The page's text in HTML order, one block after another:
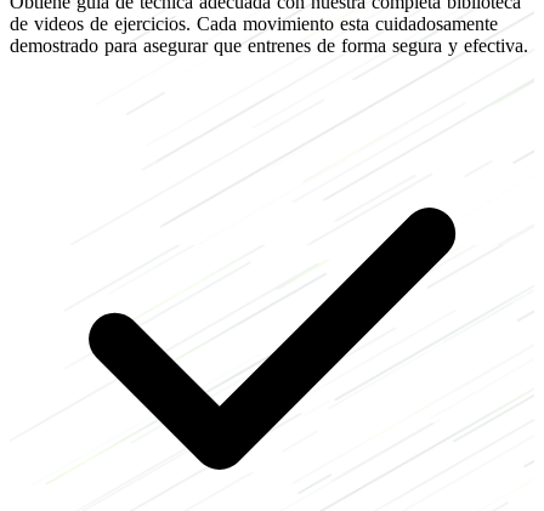
de videos de ejercicios. Cada movimiento esta cuidadosamente
demostrado para asegurar que entrenes de forma segura y efectiva.